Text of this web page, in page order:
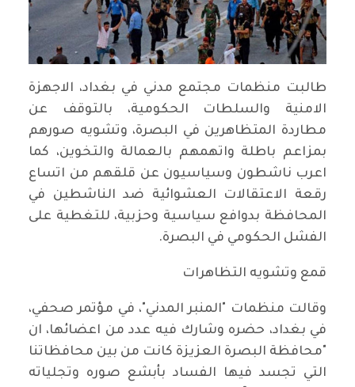
طالبت منظمات مجتمع مدني في بغداد، الاجهزة
الامنية والسلطات الحكومية، بالتوقف عن
مطاردة المتظاهرين في البصرة، وتشويه صورهم
بمزاعم باطلة واتهمهم بالعمالة والتخوين، كما
اعرب ناشطون وسياسيون عن قلقهم من اتساع
رقعة الاعتقالات العشوائية ضد الناشطين في
المحافظة بدوافع سياسية وحزبية، للتغطية على
الفشل الحكومي في البصرة.
قمع وتشويه التظاهرات
وقالت منظمات "المنبر المدني"، في مؤتمر صحفي،
في بغداد، حضره وشارك فيه عدد من اعضائها، ان
"محافظة البصرة العزيزة كانت من بين محافظاتنا
التي تجسد فيها الفساد بأبشع صوره وتجلياته